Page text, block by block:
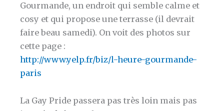
Gourmande, un endroit qui semble calme et
cosy et qui propose une terrasse (il devrait
faire beau samedi). On voit des photos sur
cette page :
http://www.yelp.fr/biz/l-heure-gourmande-
paris
La Gay Pride passera pas très loin mais pas